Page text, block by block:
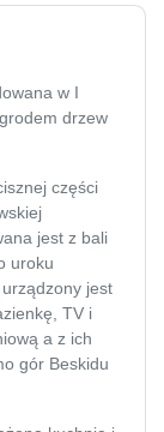
w I
drzew
części
jest z bali
jest
TV i
a z ich
gór Beskidu